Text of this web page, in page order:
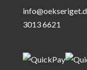
3013 6621